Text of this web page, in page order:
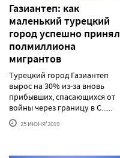
Газиантеп: как
маленький турецкий
город успешно принял
полмиллиона
мигрантов
Турецкий город Газиантеп
вырос на 30% из-за вновь
прибывших, спасающихся от
войны через границу в С......
25 ИЮНЯ'2019